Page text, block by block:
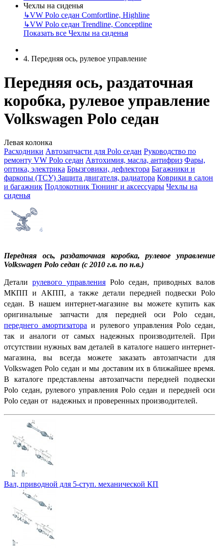
Чехлы на сиденья
↳VW Polo седан Comfortline, Highline
↳VW Polo седан Trendline, Conceptline
Показать все Чехлы на сиденья
4. Передняя ось, рулевое управление
Передняя ось, раздаточная
коробка, рулевое управление
Volkswagen Polo седан
Левая колонка
Расходники Автозапчасти для Polo седан Руководство по
ремонту VW Polo седан Автохимия, масла, антифриз Фары,
оптика, электрика Брызговики, дефлектора Багажники и
фаркопы (ТСУ) Защита двигателя, радиатора Коврики в салон
и багажник Подлокотник Тюнинг и аксессуары Чехлы на
сиденья
Передняя ось, раздаточная коробка, рулевое управление
Volkswagen Polo седан (c 2010 г.в. по н.в.)
Детали рулевого управления Polo седан, приводных валов
МКПП и АКПП, а также детали передней подвески Polo
седан. В нашем интернет-магазине вы можете купить как
оригинальные запчасти для передней оси Polo седан,
переднего амортизатора и рулевого управления Polo седан,
так и аналоги от самых надежных производителей. При
отсутствии нужных вам деталей в каталоге нашего интернет-
магазина, вы всегда можете заказать автозапчасти для
Volkswagen Polo седан и мы доставим их в ближайшее время.
В каталоге представлены автозапчасти передней подвески
Polo седан, рулевого управления Polo седан и передней оси
Polo седан от надежных и проверенных производителей.
Вал, приводной для 5-ступ. механической КП